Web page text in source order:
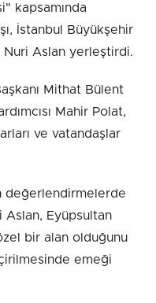
kapsamında
İstanbul Büyükşehir
Aslan yerleştirdi.
Mithat Bülent
Mahir Polat,
ve vatandaşlar
değerlendirmelerde
Aslan, Eyüpsultan
bir alan olduğunu
emeği